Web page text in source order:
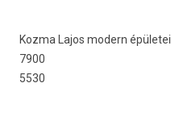
Kozma Lajos modern épületei
7900
5530